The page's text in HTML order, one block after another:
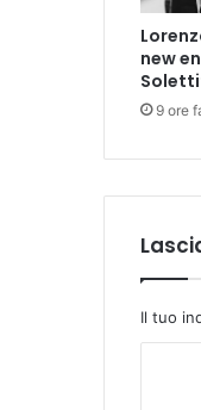
r
m
a
:
r
m
s
b
i
v
new
9 ore
Il tuo